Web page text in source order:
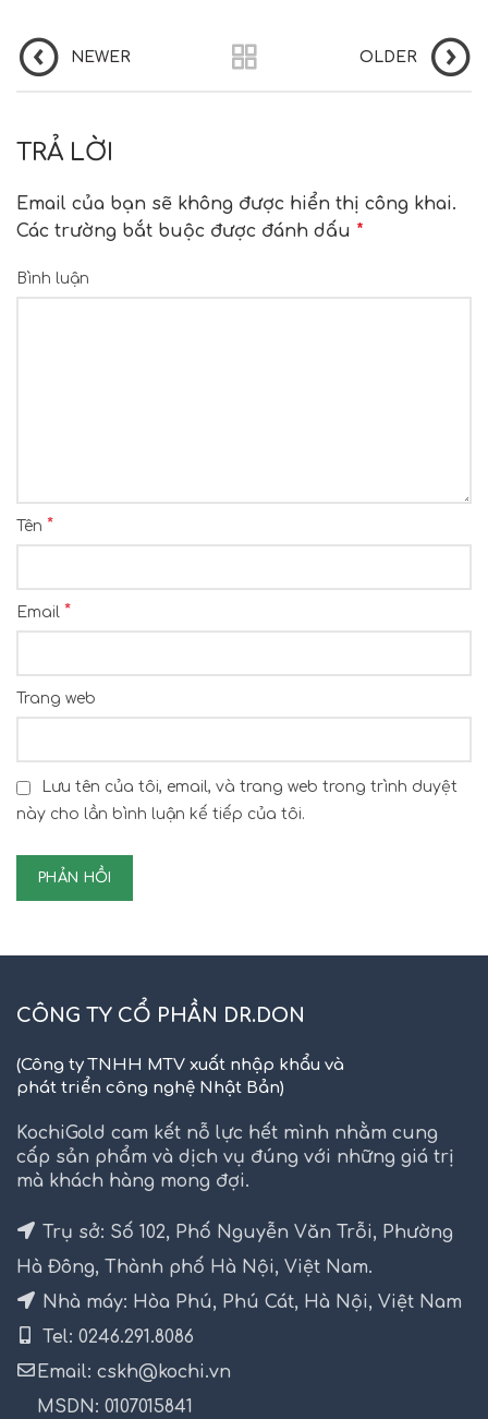
NEWER OLDER
TRẢ LỜI
Email của bạn sẽ không được hiển thị công khai.
Các trường bắt buộc được đánh dấu *
Bình luận
Tên *
Email *
Trang web
Lưu tên của tôi, email, và trang web trong trình duyệt
này cho lần bình luận kế tiếp của tôi.
CÔNG TY CỔ PHẦN DR.DON
(Công ty TNHH MTV xuất nhập khẩu và
phát triển công nghệ Nhật Bản)
KochiGold cam kết nỗ lực hết mình nhằm cung
cấp sản phẩm và dịch vụ đúng với những giá trị
mà khách hàng mong đợi.
Trụ sở: Số 102, Phố Nguyễn Văn Trỗi, Phường
Hà Đông, Thành phố Hà Nội, Việt Nam.
Nhà máy: Hòa Phú, Phú Cát, Hà Nội, Việt Nam
Tel: 0246.291.8086
Email: cskh@kochi.vn
MSDN: 0107015841